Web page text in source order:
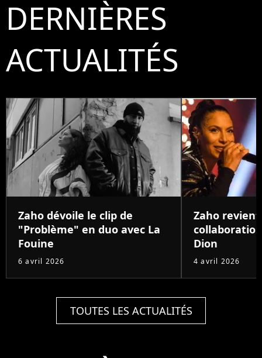
DERNIÈRES
ACTUALITÉS
Zaho dévoile le clip de
"Problème" en duo avec La
Fouine
6 avril 2026
Zaho
Dion
4 avril 2026
TOUTES LES ACTUALITÉS